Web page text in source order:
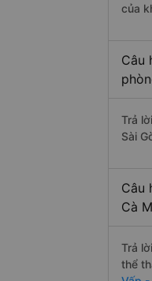
của
Câu
Trả
Sài
Câu
Cà
Trả
thể